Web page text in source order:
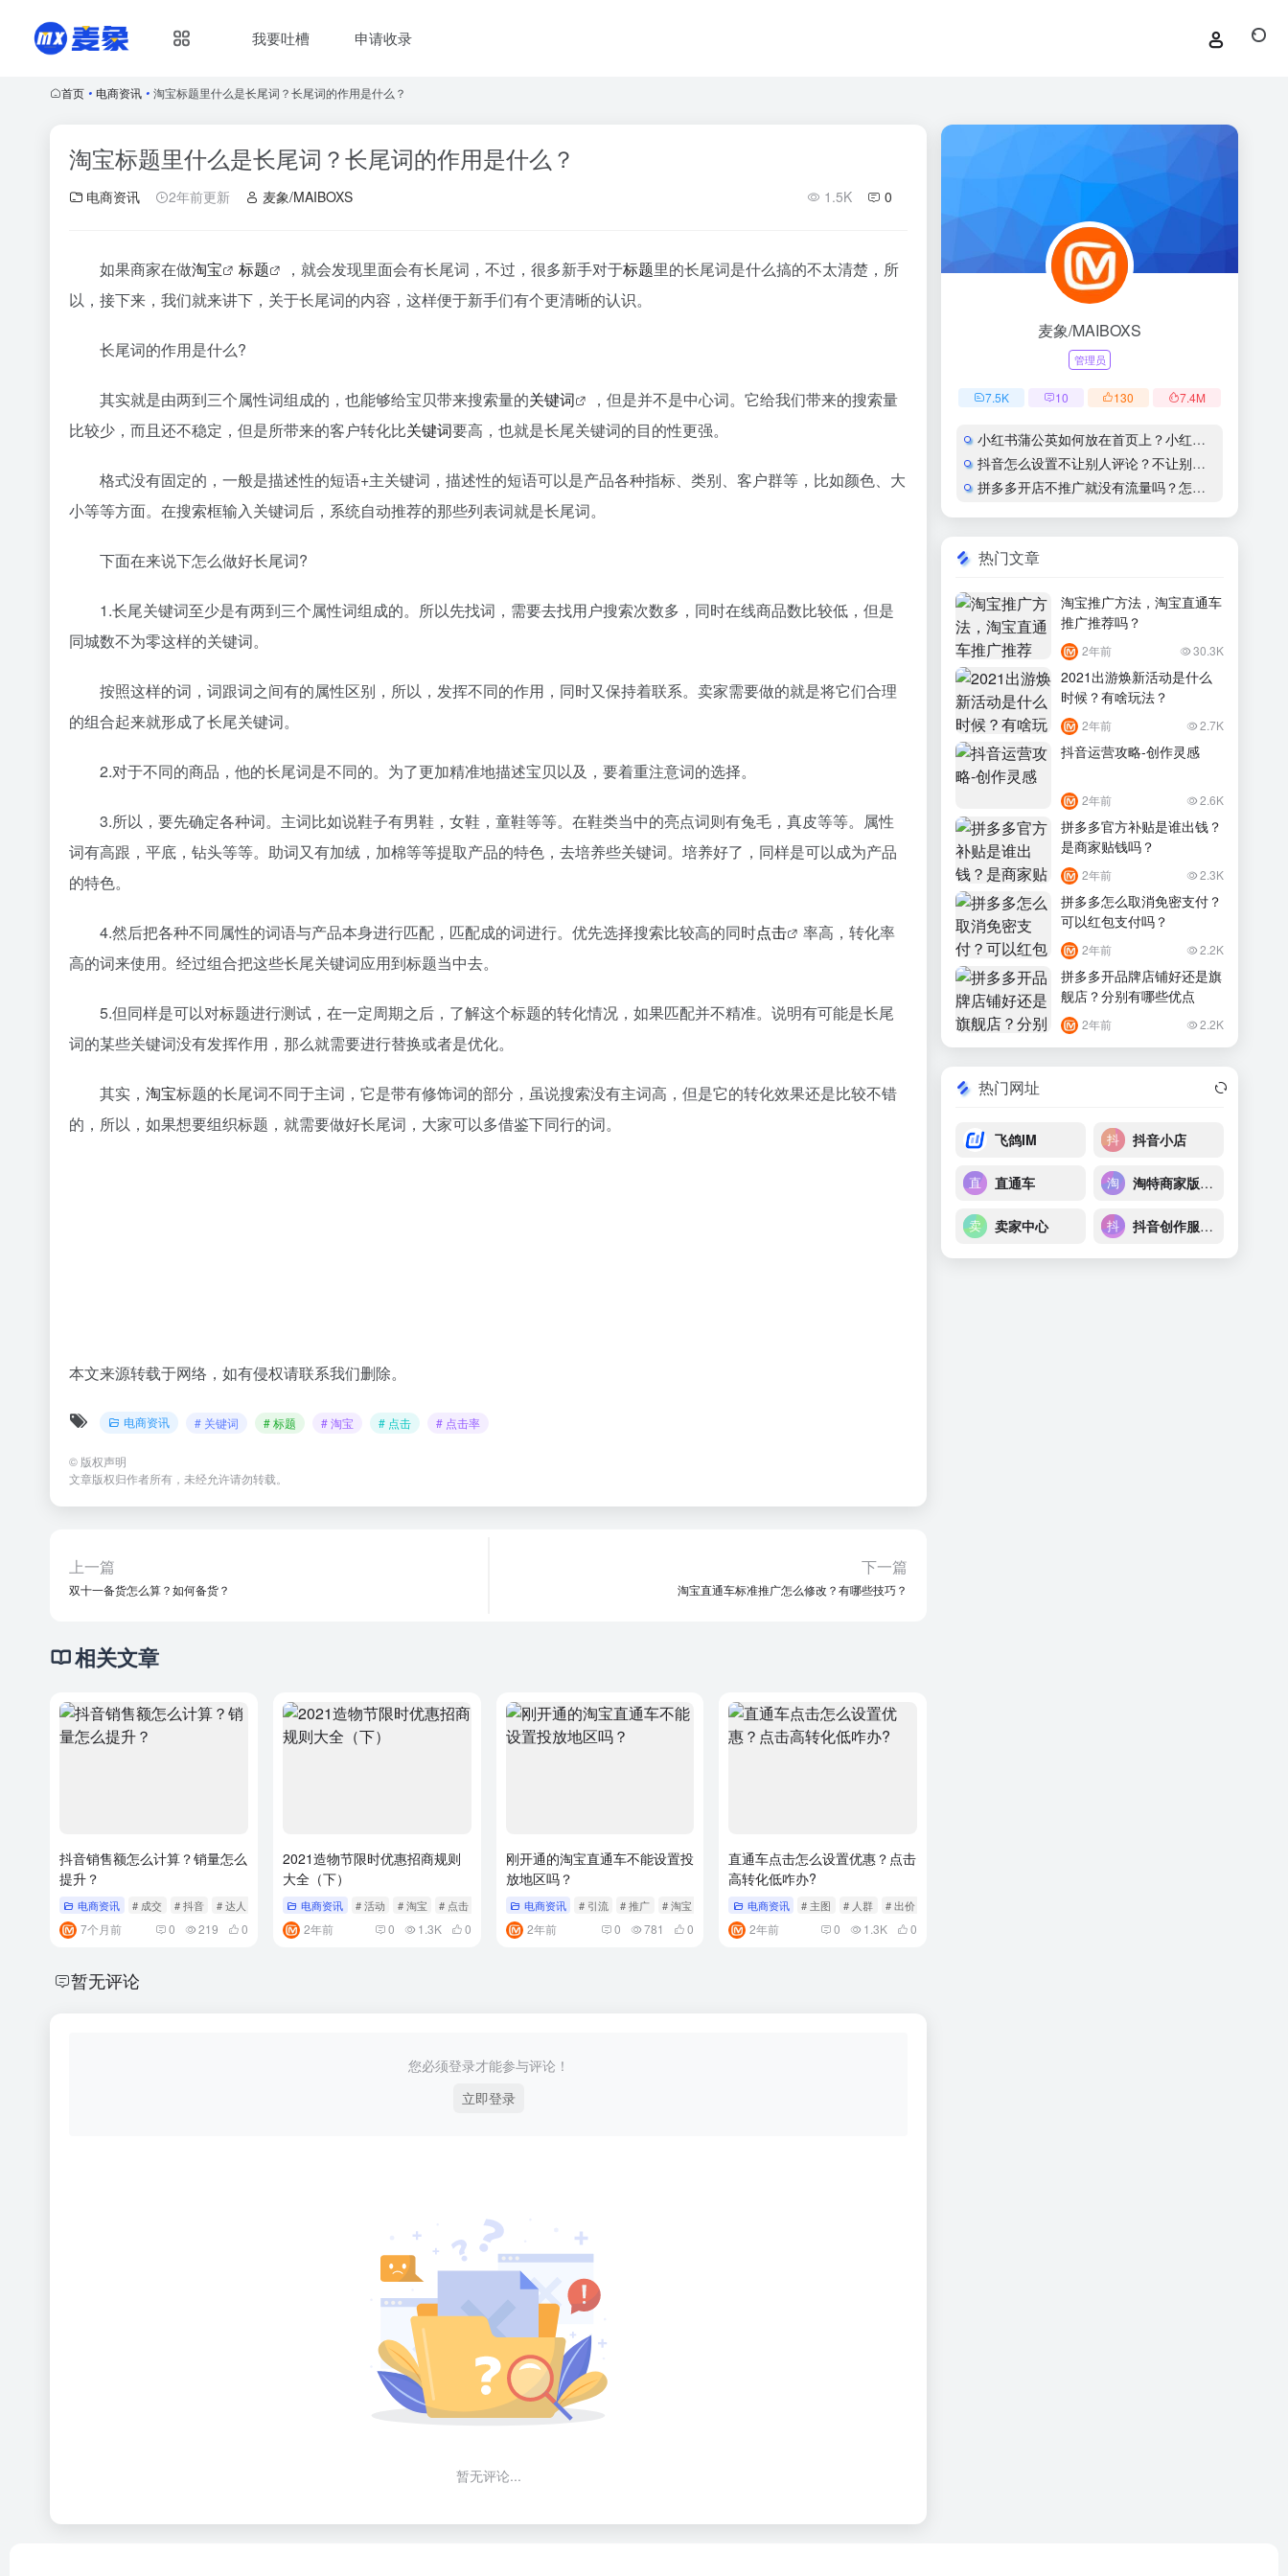
我要吐槽 申请收录
首页 • 电商资讯 • 淘宝标题里什么是长尾词？长尾词的作用是什么？
淘宝标题里什么是长尾词？长尾词的作用是什么？
电商资讯 2年前更新 麦象/MAIBOXS 1.5K 0
如果商家在做淘宝 标题 ，就会发现里面会有长尾词，不过，很多新手对于标题里的长尾词是什么搞的不太清楚，所
以，接下来，我们就来讲下，关于长尾词的内容，这样便于新手们有个更清晰的认识。
长尾词的作用是什么?
其实就是由两到三个属性词组成的，也能够给宝贝带来搜索量的关键词
，但是并不是中心词。它给我们带来的搜索量
比较少，而且还不稳定，但是所带来的客户转化比关键词要高，也就是长尾关键词的目的性更强。
格式没有固定的，一般是描述性的短语+主关键词，描述性的短语可以是产品各种指标、类别、客户群等，比如颜色、大
小等等方面。在搜索框输入关键词后，系统自动推荐的那些列表词就是长尾词。
下面在来说下怎么做好长尾词?
1.长尾关键词至少是有两到三个属性词组成的。所以先找词，需要去找用户搜索次数多，同时在线商品数比较低，但是
同城数不为零这样的关键词。
按照这样的词，词跟词之间有的属性区别，所以，发挥不同的作用，同时又保持着联系。卖家需要做的就是将它们合理
的组合起来就形成了长尾关键词。
2.对于不同的商品，他的长尾词是不同的。为了更加精准地描述宝贝以及，要着重注意词的选择。
3.所以，要先确定各种词。主词比如说鞋子有男鞋，女鞋，童鞋等等。在鞋类当中的亮点词则有兔毛，真皮等等。属性
词有高跟，平底，钻头等等。助词又有加绒，加棉等等提取产品的特色，去培养些关键词。培养好了，同样是可以成为产品
的特色。
4.然后把各种不同属性的词语与产品本身进行匹配，匹配成的词进行。优先选择搜索比较高的同时点击
率高，转化率
高的词来使用。经过组合把这些长尾关键词应用到标题当中去。
5.但同样是可以对标题进行测试，在一定周期之后，了解这个标题的转化情况，如果匹配并不精准。说明有可能是长尾
词的某些关键词没有发挥作用，那么就需要进行替换或者是优化。
其实， 淘宝标题的长尾词不同于主词，它是带有修饰词的部分，虽说搜索没有主词高，但是它的转化效果还是比较不错
的，所以，如果想要组织标题，就需要做好长尾词，大家可以多借鉴下同行的词。
本文来源转载于网络，如有侵权请联系我们删除。
电商资讯 # 关键词 # 标题 # 淘宝 # 点击 # 点击率
© 版权声明
文章版权归作者所有，未经允许请勿转载。
上一篇
双十一备货怎么算？如何备货？
下一篇
淘宝直通车标准推广怎么修改？有哪些技巧？
相关文章
抖音销售额怎么计算？销量怎么
提升？
电商资讯 # 成交 # 抖音 # 达人
7个月前 0 219 0
2021造物节限时优惠招商规则
大全（下）
电商资讯 # 活动 # 淘宝 # 点击
2年前 0 1.3K 0
刚开通的淘宝直通车不能设置投
放地区吗？
电商资讯 # 引流 # 推广 # 淘宝
2年前 0 781 0
直通车点击怎么设置优惠？点击
高转化低咋办?
电商资讯 # 主图 # 人群 # 出价
2年前 0 1.3K 0
暂无评论
您必须登录才能参与评论！
立即登录
暂无评论...
麦象/MAIBOXS
管理员
7.5K 10 130 7.4M
小红书蒲公英如何放在首页上？小红书怎么开通蒲公英合作
抖音怎么设置不让别人评论？不让别人看作品会显示什么？
拼多多开店不推广就没有流量吗？怎么运营？
热门文章
淘宝推广方法，淘宝直通车
推广推荐吗？
2年前 30.3K
2021出游焕新活动是什么
时候？有啥玩法？
2年前 2.7K
抖音运营攻略-创作灵感
2年前 2.6K
拼多多官方补贴是谁出钱？
是商家贴钱吗？
2年前 2.3K
拼多多怎么取消免密支付？
可以红包支付吗？
2年前 2.2K
拼多多开品牌店铺好还是旗
舰店？分别有哪些优点
2年前 2.2K
热门网址
飞鸽IM 抖音小店
直通车 淘特商家版后台
卖家中心 抖音创作服务平台